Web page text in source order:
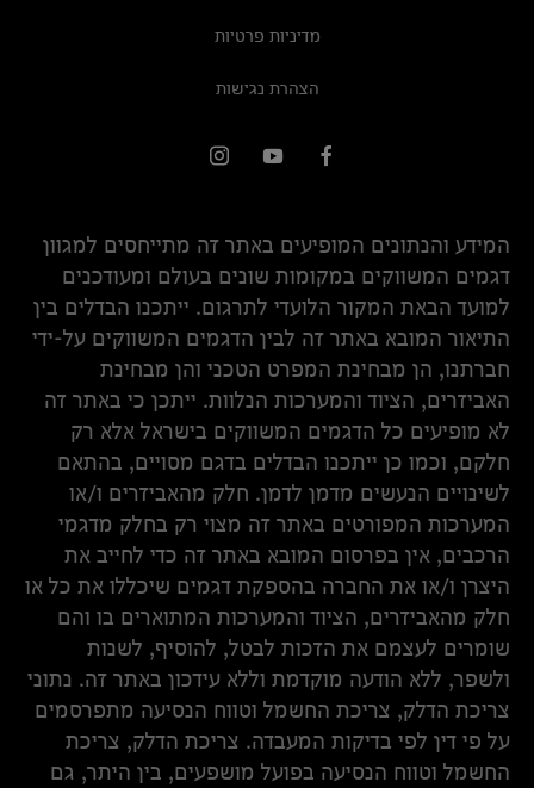
מדיניות פרטיות
הצהרת נגישות
המידע והנתונים המופיעים באתר זה מתייחסים למגוון
דגמים המשווקים במקומות שונים בעולם ומעודכנים
למועד הבאת המקור הלועדי לתרגום. ייתכנו הבדלים בין
התיאור המובא באתר זה לבין הדגמים המשווקים על-ידי
חברתנו, הן מבחינת המפרט הטכני והן מבחינת
האביזרים, הציוד והמערכות הנלוות. ייתכן כי באתר זה
לא מופיעים כל הדגמים המשווקים בישראל אלא רק
חלקם, וכמו כן ייתכנו הבדלים בדגם מסויים, בהתאם
לשינויים הנעשים מדמן לדמן. חלק מהאביזרים ו/או
המערכות המפורטים באתר זה מצוי רק בחלק מדגמי
הרכבים, אין בפרסום המובא באתר זה כדי לחייב את
היצרן ו/או את החברה בהספקת דגמים שיכללו את כל או
חלק מהאביזרים, הציוד והמערכות המתוארים בו והם
שומרים לעצמם את הזכות לבטל, להוסיף, לשנות
ולשפר, ללא הודעה מוקדמת וללא עידכון באתר זה. נתוני
צריכת הדלק, צריכת החשמל וטווח הנסיעה מתפרסמים
על פי דין לפי בדיקות המעבדה. צריכת הדלק, צריכת
החשמל וטווח הנסיעה בפועל מושפעים, בין היתר, גם